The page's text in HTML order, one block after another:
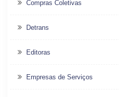
Compras Coletivas
Detrans
Editoras
Empresas de Serviços